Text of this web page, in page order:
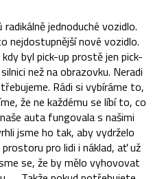
jednoduché vozidlo.
nejdostupnější nové vozidlo.
byl pick-up prostě jen pick-
než na obrazovku. Neradi
Rádi si vybíráme to,
že ne každému se líbí to, co
auta fungovala s našimi
jsme ho tak, aby vydrželo
pro lidi i náklad, ať už
se, že by mělo vyhovovat